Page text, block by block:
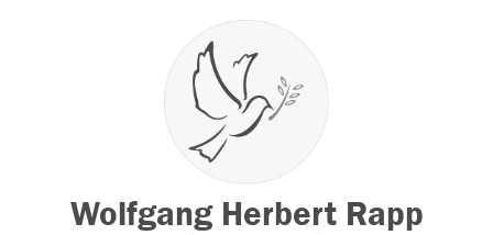
Wolfgang Herbert Rapp